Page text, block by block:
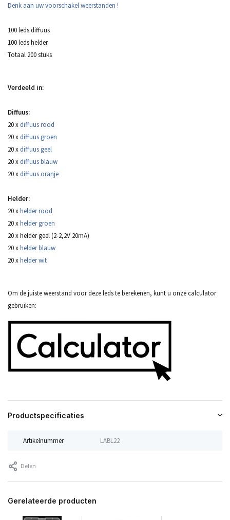
Denk aan uw voorschakel weerstanden !
100 leds diffuus
100 leds helder
Totaal 200 stuks
Verdeeld in:
Diffuus:
20 x diffuus rood
20 x diffuus groen
20 x diffuus geel
20 x diffuus blauw
20 x diffuus oranje
Helder:
20 xhelder rood
20 xhelder groen
20 x helder geel (2-2,2V 20mA)
20 xhelder blauw
20 xhelder wit
Om de juiste weerstand voor deze leds te berekenen, kunt u onze calculator
gebruiken:
Productspecificaties
Artikelnummer LABL22
Delen
Gerelateerde producten